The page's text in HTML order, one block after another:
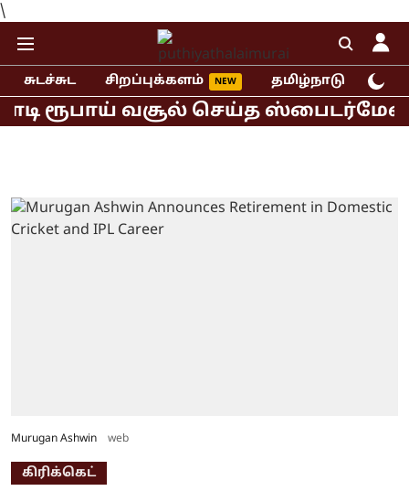
\
சுடச்சுட சிறப்புக்களம் தமிழ்நாடு
ரூபாய் வசூல் செய்த ஸ்பைடர்மேன்
Murugan Ashwin web
கிரிக்கெட்